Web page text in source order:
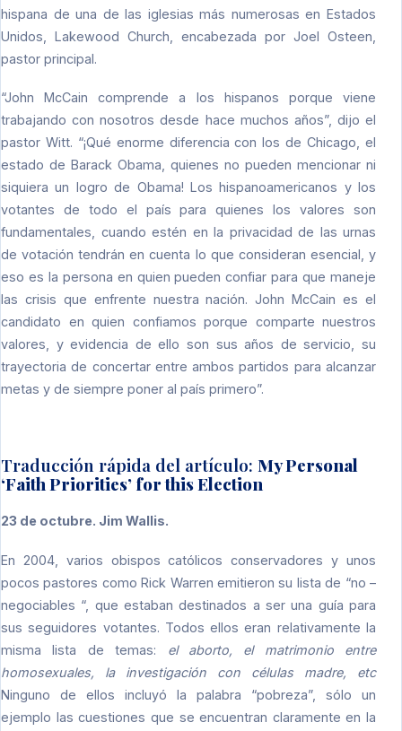
hispana de una de las iglesias más numerosas en Estados
Unidos, Lakewood Church, encabezada por Joel Osteen,
pastor principal.
“John McCain comprende a los hispanos porque viene
trabajando con nosotros desde hace muchos años”, dijo el
pastor Witt. “¡Qué enorme diferencia con los de Chicago, el
estado de Barack Obama, quienes no pueden mencionar ni
siquiera un logro de Obama! Los hispanoamericanos y los
votantes de todo el país para quienes los valores son
fundamentales, cuando estén en la privacidad de las urnas
de votación tendrán en cuenta lo que consideran esencial, y
eso es la persona en quien pueden confiar para que maneje
las crisis que enfrente nuestra nación. John McCain es el
candidato en quien confiamos porque comparte nuestros
valores, y evidencia de ello son sus años de servicio, su
trayectoria de concertar entre ambos partidos para alcanzar
metas y de siempre poner al país primero”.
Traducción rápida del artículo: My Personal
‘Faith Priorities’ for this Election
23 de octubre. Jim Wallis.
En 2004, varios obispos católicos conservadores y unos
pocos pastores como Rick Warren emitieron su lista de “no –
negociables “, que estaban destinados a ser una guía para
sus seguidores votantes. Todos ellos eran relativamente la
misma lista de temas: el aborto, el matrimonio entre
homosexuales, la investigación con células madre, etc
Ninguno de ellos incluyó la palabra “pobreza”, sólo un
ejemplo las cuestiones que se encuentran claramente en la